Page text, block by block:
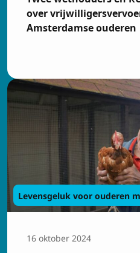
over
Amsterdamse ouderen
Levensgeluk voor ouderen
16 oktober 2024